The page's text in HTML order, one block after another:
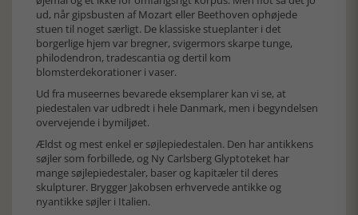
ud, når gipsbusten af Mozart eller Beethoven ophøjede
stuen til noget særligt. De klassiske stueplanter i det
borgerlige hjem var bregner, svigermors skarpe tunge,
philodendron, tradescantia og dertil kom
blomsterdekorationer i vaser.
Ud fra museernes bevarede eksemplarer kan vi se, at
piedestalen var udbredt i hele Danmark, men i begyndelsen
overvejende i bymiljøet.
Ældst og mest enkel er søjlepiedestalen. Den har antikkens
søjler som forbillede, og Ny Carlsberg Glyptoteket har
mange søjlepiedestaler, baser og kapitæler til deres
skulpturer. Brygger Jakobsen erhvervede antikke og
nyantikke søjler i Italien.